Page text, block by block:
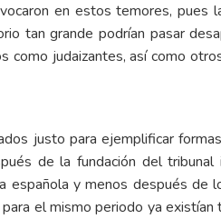
en estos temores,
tan grande podrían pasar
como judaizantes, así como
justo para ejemplificar
de la fundación del
española y menos después
el mismo periodo ya existían